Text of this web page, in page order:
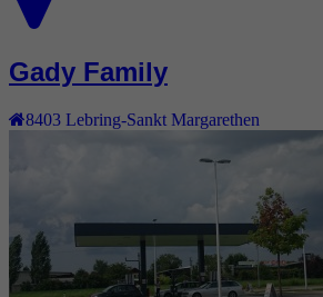
Gady Family
8403 Lebring-Sankt Margarethen